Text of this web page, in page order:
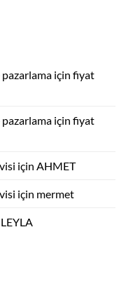
pazarlama için fiyat
pazarlama için fiyat
için AHMET
için mermet
LEYLA